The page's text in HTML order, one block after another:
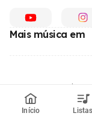
Início Listas
Mais música em
© 1996 - 2026, o maior